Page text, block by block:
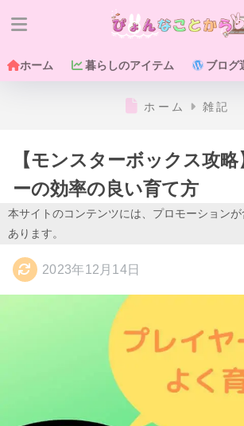
ホーム 暮らしのアイテム ブログ
ホーム 雑記
【モンスターボックス攻
ーの効率の良い育て方
本サイトのコンテンツには、プロモーション
あります。
2023年12月14日